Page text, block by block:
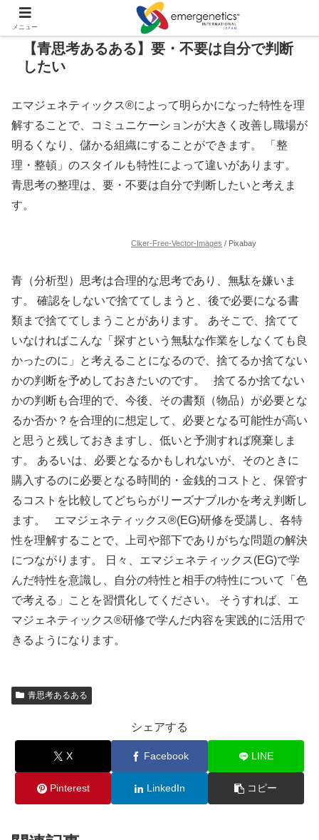
【青思考あるある】要・不要は自分で判断
したい
エマジェネティックス®によって明らかになった特性を理
解することで、コミュニケーションが大きく改善し職場が
明るくなり、儲かる組織にすることができます。 「整
理・整頓」のスタイルも特性によって違いがあります。
青思考の整理は、要・不要は自分で判断したいと考えま
す。
Clker-Free-Vector-Images / Pixabay
青（分析型）思考は合理的な思考であり、無駄を嫌いま
す。 確認をしないで捨ててしまうと、後で必要になる書
類まで捨ててしまうことがあります。 あそこで、捨てて
いなければこんな「探すという無駄な作業をしなくても良
かったのに」と考えることになるので、捨てるか捨てない
かの判断を予めしておきたいのです。 捨てるか捨てない
かの判断も合理的で、今後、その書類（物品）が必要とな
るか否か？を合理的に想定して、必要となる可能性が高い
と思うと残しておきますし、低いと予測すれば廃棄しま
す。 あるいは、必要となるかもしれないが、そのときに
購入するのに必要となる時間的・金銭的コストと、保管す
るコストを比較してどちらがリーズナブルかを考え判断し
ます。 エマジェネティックス®(EG)研修を受講し、各特
性を理解することで、上司や部下でありがちな問題の解決
につながります。 日々、エマジェネティックス(EG)で学
んだ特性を意識し、自分の特性と相手の特性について「色
で考える」ことを習慣化してください。 そうすれば、エ
マジェネティックス®研修で学んだ内容を実践的に活用で
きるようになります。
青思考あるある
シェアする
X Facebook LINE
Pinterest LinkedIn コピー
メニュー